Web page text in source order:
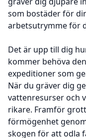
som bostäder för
arbetsutrymme för
Det är upp till dig
kommer behöva
expeditioner som
När du gräver dig
vattenresurser och
rikare. Framför
förmögenhet
skogen för att odla